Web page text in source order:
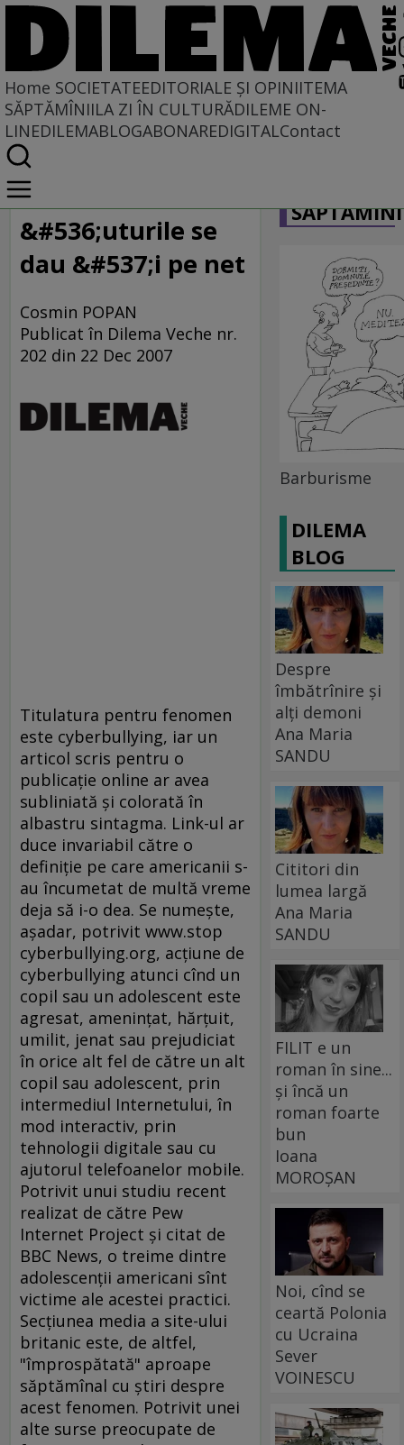
Home SOCIETATEEDITORIALE ȘI OPINIITEMA
SĂPTĂMÎNIILA ZI ÎN CULTURĂDILEME ON-
LINEDILEMABLOGABONAREDIGITALContact
Home
Societate
MASS COMEDIA
&#536;uturile se
dau &#537;i pe net
Cosmin POPAN
Publicat în Dilema Veche nr.
202 din 22 Dec 2007
Titulatura pentru fenomen
este cyberbullying, iar un
articol scris pentru o
publicaţie online ar avea
subliniată şi colorată în
albastru sintagma. Link-ul ar
duce invariabil către o
definiţie pe care americanii s-
au încumetat de multă vreme
deja să i-o dea. Se numeşte,
aşadar, potrivit www.stop
cyberbullying.org, acţiune de
cyberbullying atunci cînd un
copil sau un adolescent este
agresat, ameninţat, hărţuit,
umilit, jenat sau prejudiciat
în orice alt fel de către un alt
copil sau adolescent, prin
intermediul Internetului, în
mod interactiv, prin
tehnologii digitale sau cu
ajutorul telefoanelor mobile.
Potrivit unui studiu recent
realizat de către Pew
Internet Project şi citat de
BBC News, o treime dintre
adolescenţii americani sînt
victime ale acestei practici.
Secţiunea media a site-ului
britanic este, de altfel,
"împrospătată" aproape
săptămînal cu ştiri despre
acest fenomen. Potrivit unei
alte surse preocupate de
Barburisme
DILEMA
BLOG
Despre
îmbătrînire și
alți demoni
Ana Maria
SANDU
Cititori din
lumea largă
Ana Maria
SANDU
FILIT e un
roman în sine...
și încă un
roman foarte
bun
Ioana
MOROȘAN
Noi, cînd se
ceartă Polonia
cu Ucraina
Sever
VOINESCU